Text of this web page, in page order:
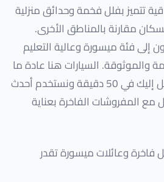
تتميز بفلل فخمة وحدائق منزلية
مقارنة بالمناطق الأخرى.
فئة ميسورة وعالية التعليم
والموثوقة. السيارات هنا عادة ما
تكون فاخرة وجديدة. نصل إليك في 50 دقيقة ونستخدم أحدث
مع المفروشات الفاخرة بعناية
فاخرة وعائلات ميسورة تقدر